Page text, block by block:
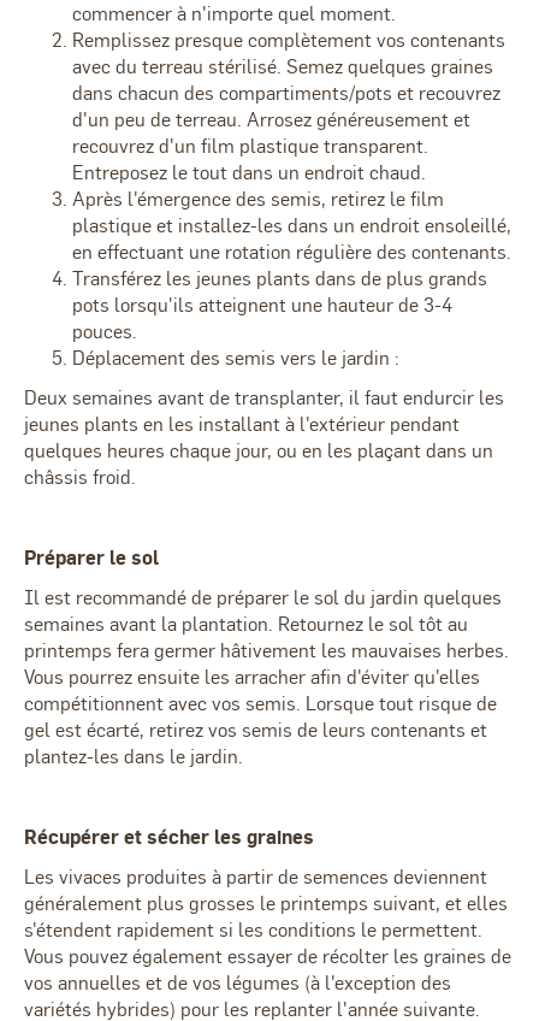
commencer à n'importe quel moment.
Remplissez presque complètement vos contenants
avec du terreau stérilisé. Semez quelques graines
dans chacun des compartiments/pots et recouvrez
d'un peu de terreau. Arrosez généreusement et
recouvrez d'un film plastique transparent.
Entreposez le tout dans un endroit chaud.
Après l'émergence des semis, retirez le film
plastique et installez-les dans un endroit ensoleillé,
en effectuant une rotation régulière des contenants.
Transférez les jeunes plants dans de plus grands
pots lorsqu'ils atteignent une hauteur de 3-4
pouces.
Déplacement des semis vers le jardin :
Deux semaines avant de transplanter, il faut endurcir les
jeunes plants en les installant à l'extérieur pendant
quelques heures chaque jour, ou en les plaçant dans un
châssis froid.
Préparer le sol
Il est recommandé de préparer le sol du jardin quelques
semaines avant la plantation. Retournez le sol tôt au
printemps fera germer hâtivement les mauvaises herbes.
Vous pourrez ensuite les arracher afin d'éviter qu'elles
compétitionnent avec vos semis. Lorsque tout risque de
gel est écarté, retirez vos semis de leurs contenants et
plantez-les dans le jardin.
Récupérer et sécher les graines
Les vivaces produites à partir de semences deviennent
généralement plus grosses le printemps suivant, et elles
s'étendent rapidement si les conditions le permettent.
Vous pouvez également essayer de récolter les graines de
vos annuelles et de vos légumes (à l'exception des
variétés hybrides) pour les replanter l'année suivante.